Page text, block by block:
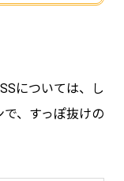
については、し
、すっぽ抜けの